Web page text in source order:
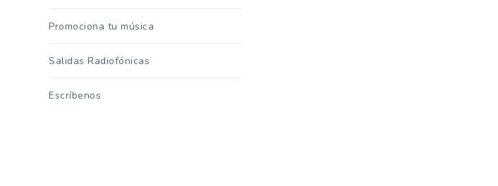
Promociona tu música
Salidas Radiofónicas
Escríbenos